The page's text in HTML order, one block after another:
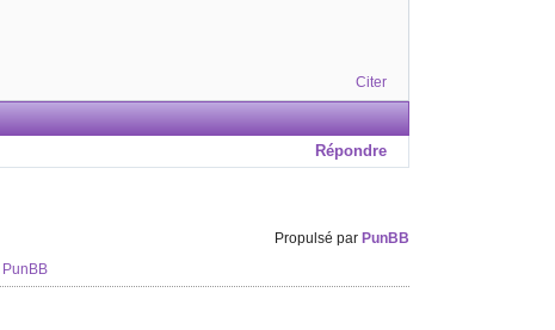
Citer
Répondre
Propulsé par PunBB
PunBB